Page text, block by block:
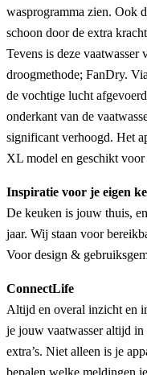
wasprogramma zien. Ook
schoon door de extra
Tevens is deze
droogmethode; FanDry.
de vochtige lucht
onderkant van de
significant verhoogd. Het
XL model en geschikt voor
Inspiratie voor je eigen
De keuken is jouw thuis,
jaar. Wij staan voor
Voor design &
ConnectLife
Altijd en overal inzicht en
je jouw vaatwasser altijd
extra’s. Niet alleen is je